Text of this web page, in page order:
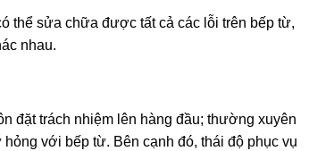
thể sửa chữa được tất cả các lỗi trên bếp từ,
nhau.
đặt trách nhiệm lên hàng đầu; thường xuyên
với bếp từ. Bên cạnh đó, thái độ phục vụ